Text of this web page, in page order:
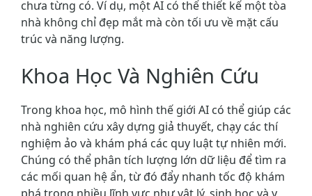
chưa từng có. Ví dụ, một AI có thể thiết kế một tòa
nhà không chỉ đẹp mắt mà còn tối ưu về mặt cấu
trúc và năng lượng.
Khoa Học Và Nghiên Cứu
Trong khoa học, mô hình thế giới AI có thể giúp các
nhà nghiên cứu xây dựng giả thuyết, chạy các thí
nghiệm ảo và khám phá các quy luật tự nhiên mới.
Chúng có thể phân tích lượng lớn dữ liệu để tìm ra
các mối quan hệ ẩn, từ đó đẩy nhanh tốc độ khám